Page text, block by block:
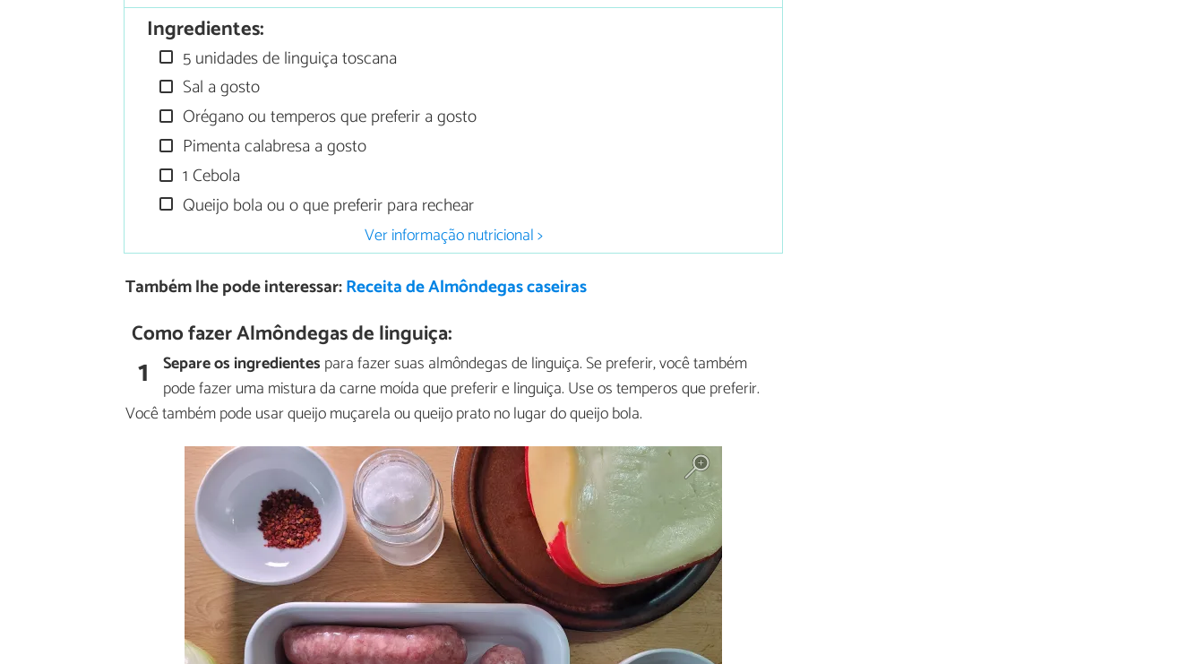
Ingredientes:
5 unidades de linguiça toscana
Sal a gosto
Orégano ou temperos que preferir a gosto
Pimenta calabresa a gosto
1 Cebola
Queijo bola ou o que preferir para rechear
Ver informação nutricional >
Também lhe pode interessar:Receita de Almôndegas caseiras
Como fazer Almôndegas de linguiça:
1 Separe os ingredientes para fazer suas almôndegas de linguiça. Se preferir, você também
pode fazer uma mistura da carne moída que preferir e linguiça. Use os temperos que preferir.
Você também pode usar queijo muçarela ou queijo prato no lugar do queijo bola.